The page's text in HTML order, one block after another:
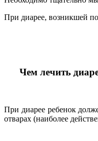
При диарее, возникшей
Чем лечить
При диарее ребенок
отварах (наиболее